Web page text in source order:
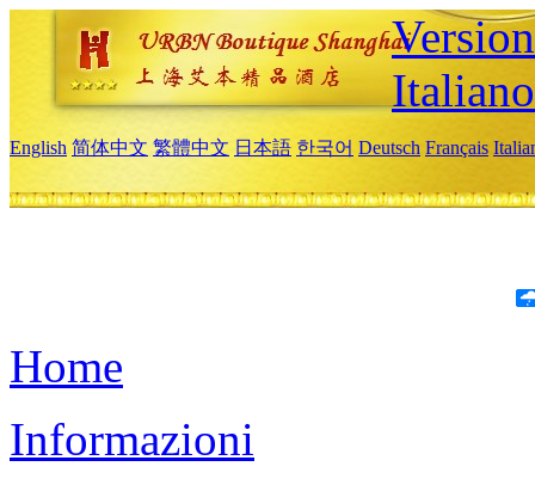
Italiano
English 简体中文 繁體中文 日本語 한국어 Deutsch Français
Home
Informazioni